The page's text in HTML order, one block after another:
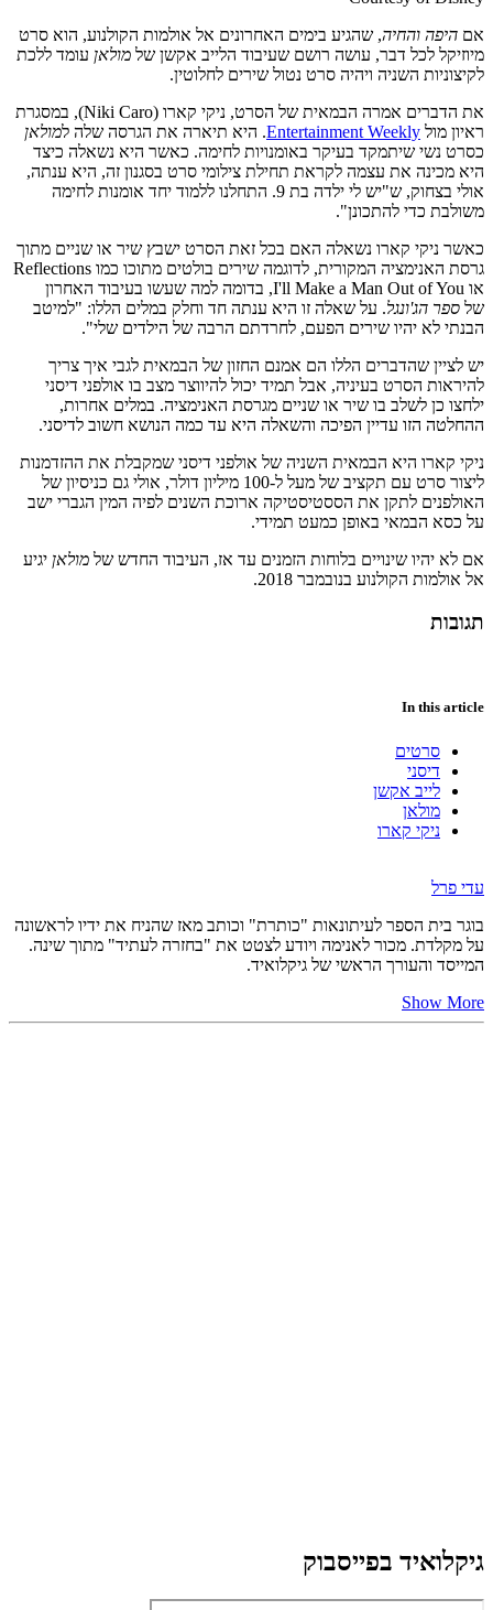
אם היפה והחיה, שהגיע בימים האחרונים אל אולמות הקולנוע, הוא סרט
מיוזיקל לכל דבר, עושה רושם שעיבוד הלייב אקשן של מולאן עומד ללכת
לקיצוניות השניה ויהיה סרט נטול שירים לחלוטין.
את הדברים אמרה הבמאית של הסרט, ניקי קארו (Niki Caro), במסגרת
ראיון מול Entertainment Weekly. היא תיארה את הגרסה שלה למולאן
כסרט נשי שיתמקד בעיקר באומנויות לחימה. כאשר היא נשאלה כיצד
היא מכינה את עצמה לקראת תחילת צילומי סרט בסגנון זה, היא ענתה,
אולי בצחוק, ש"יש לי ילדה בת 9. התחלנו ללמוד יחד אומנות לחימה
משולבת כדי להתכונן".
כאשר ניקי קארו נשאלה האם בכל זאת הסרט ישבץ שיר או שניים מתוך
גרסת האנימציה המקורית, לדוגמה שירים בולטים מתוכו כמו Reflections
או I'll Make a Man Out of You, בדומה למה שעשו בעיבוד האחרון
של ספר הג'ונגל. על שאלה זו היא ענתה חד וחלק במלים הללו: "למיטב
הבנתי לא יהיו שירים הפעם, לחרדתם הרבה של הילדים שלי".
יש לציין שהדברים הללו הם אמנם החזון של הבמאית לגבי איך צריך
להיראות הסרט בעיניה, אבל תמיד יכול להיווצר מצב בו אולפני דיסני
ילחצו כן לשלב בו שיר או שניים מגרסת האנימציה. במלים אחרות,
ההחלטה הזו עדיין הפיכה והשאלה היא עד כמה הנושא חשוב לדיסני.
ניקי קארו היא הבמאית השניה של אולפני דיסני שמקבלת את ההזדמנות
ליצור סרט עם תקציב של מעל ל-100 מיליון דולר, אולי גם כניסיון של
האולפנים לתקן את הססטיסטיקה ארוכת השנים לפיה המין הגברי ישב
על כסא הבמאי באופן כמעט תמידי.
אם לא יהיו שינויים בלוחות הזמנים עד אז, העיבוד החדש של מולאן יגיע
אל אולמות הקולנוע בנובמבר 2018.
תגובות
In this article
סרטים
דיסני
לייב אקשן
מולאן
ניקי קארו
עדי פרל
בוגר בית הספר לעיתונאות "כותרת" וכותב מאז שהניח את ידיו לראשונה
על מקלדת. מכור לאנימה ויודע לצטט את "בחזרה לעתיד" מתוך שינה.
המייסד והעורך הראשי של גיקלואיד.
Show More
גיקלואיד בפייסבוק